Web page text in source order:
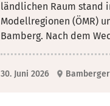
ländlichen Raum stand
Modellregionen (ÖMR)
Bamberg. Nach dem
30. Juni 2026